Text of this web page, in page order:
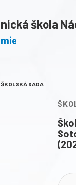
škola
ŠKOLSKÁ RADA